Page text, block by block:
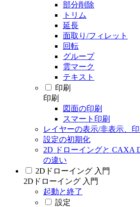
部分削除
トリム
延長
面取り/フィレット
回転
グループ
雲マーク
テキスト
印刷
印刷
図面の印刷
スマート印刷
レイヤーの表示/非表示、
設定の初期化
2D ドローイングと CAXA
の違い
2Dドローイング 入門
2Dドローイング 入門
起動と終了
設定